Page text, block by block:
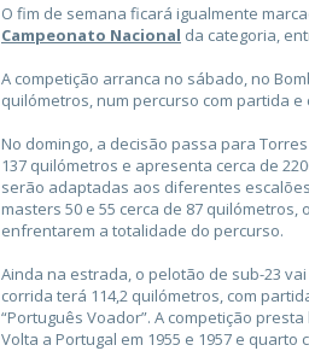
O fim de semana ficará igualmente
Campeonato Nacional da categoria,
A competição arranca no sábado, no
quilómetros, num percurso com partida
No domingo, a decisão passa para
137 quilómetros e apresenta cerca de
serão adaptadas aos diferentes
masters 50 e 55 cerca de 87
enfrentarem a totalidade do percurso.
Ainda na estrada, o pelotão de sub-23
corrida terá 114,2 quilómetros, com
“Português Voador”. A competição
Volta a Portugal em 1955 e 1957 e